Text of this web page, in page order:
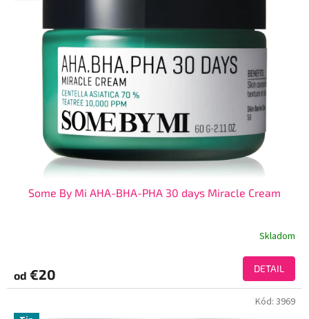
Some By Mi AHA-BHA-PHA 30 days Miracle Cream
Skladom
od €20 DETAIL
Kód: 3969